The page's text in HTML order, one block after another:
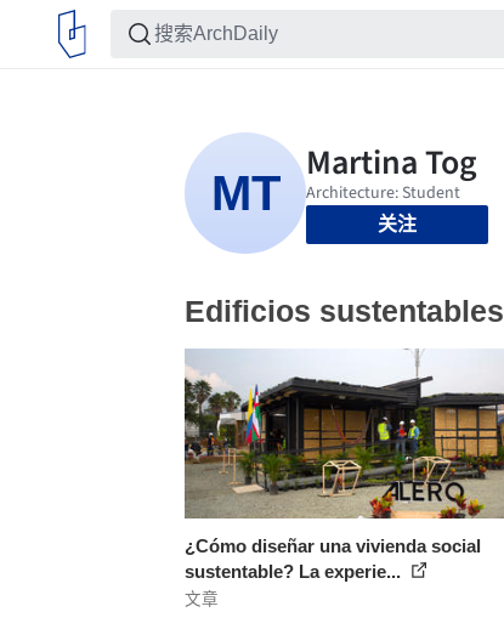
关注
Edificios sustentables
¿Cómo diseñar una vivienda social
sustentable? La experie...
文章